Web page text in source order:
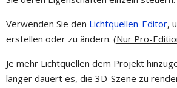
Verwenden Sie den Lichtquellen-Editor,
erstellen oder zu ändern. (Nur Pro-
Je mehr Lichtquellen dem Projekt
länger dauert es, die 3D-Szene zu